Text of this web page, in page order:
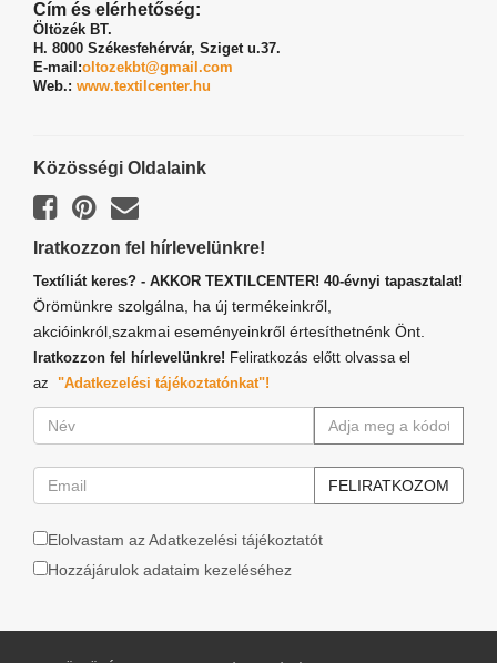
Cím és elérhetőség:
Öltözék BT.
H. 8000 Székesfehérvár, Sziget u.37.
E-mail:oltozekbt@gmail.com
Web.: www.textilcenter.hu
Közösségi Oldalaink
Iratkozzon fel hírlevelünkre!
Textíliát keres? - AKKOR TEXTILCENTER! 40-évnyi tapasztalat!
Örömünkre szolgálna, ha új termékeinkről,
akcióinkról,szakmai eseményeinkről értesíthetnénk Önt.
Iratkozzon fel hírlevelünkre! Feliratkozás előtt olvassa el
az "Adatkezelési tájékoztatónkat"!
Elolvastam az Adatkezelési tájékoztatót
Hozzájárulok adataim kezeléséhez